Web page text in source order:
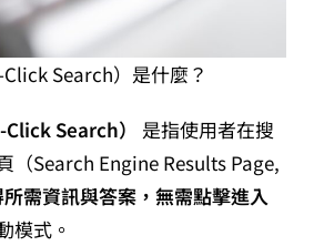
Search）是什麼？
Search）
是指使用者在搜
（Search Engine Results Page,
需資訊與答案，無需點擊進入
模式。